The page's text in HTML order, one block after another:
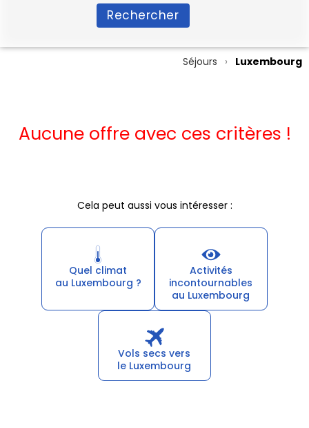
Rechercher
Séjours Luxembourg
Aucune offre avec ces critères !
Cela peut aussi vous intéresser :
Quel climat
au Luxembourg ?
Activités
incontournables
au Luxembourg
Vols secs vers
le Luxembourg